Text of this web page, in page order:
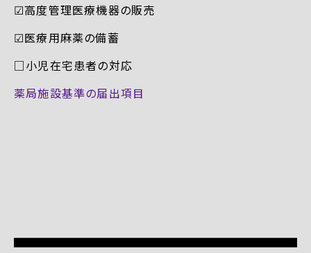
☑︎高度管理医療機器の販売
☑︎医療用麻薬の備蓄
□小児在宅患者の対応
薬局施設基準の届出項目